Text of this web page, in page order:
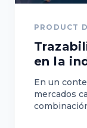
PRODUCT
en la
En un
mercados